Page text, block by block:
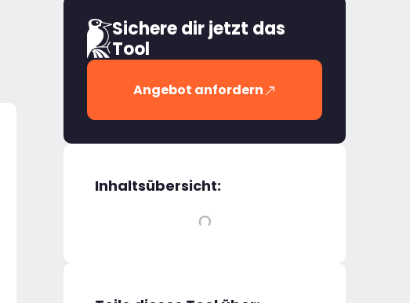
Sichere dir jetzt das
Tool
Angebot anfordern
Inhaltsübersicht: